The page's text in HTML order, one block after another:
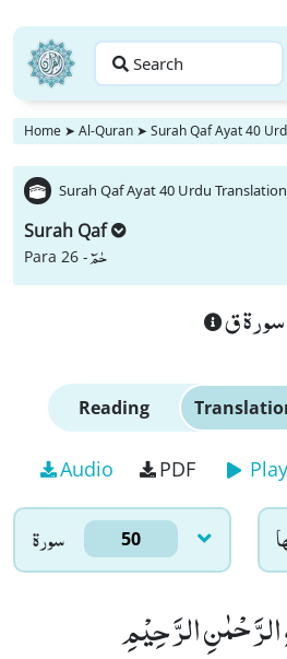
Search
Home ➤ Al-Quran ➤ Surah Qaf Ayat 40
Surah Qaf Ayat 40 Urdu Translation
Surah Qaf
Para 26 -حٰمٓ
سورة ق
Reading
Audio PDF Play
سورۃ 50
الرَّحْمٰنِ الرَّحِیْمِ